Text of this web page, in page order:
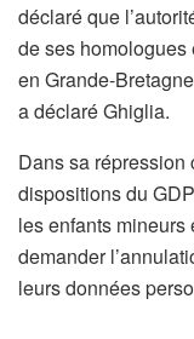
déclaré que
de ses homologues
en Grande-
a déclaré Ghiglia.
Dans sa répression
dispositions du
les enfants
demander
leurs données